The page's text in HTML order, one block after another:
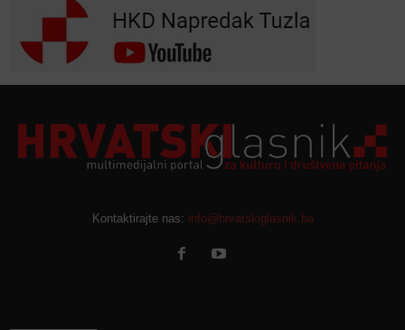
Kontaktirajte nas: info@hrvatskiglasnik.ba